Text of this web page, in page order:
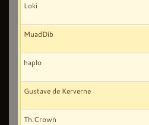
Loki
MuadDib
haplo
Gustave de Kerverne
Th.Crown